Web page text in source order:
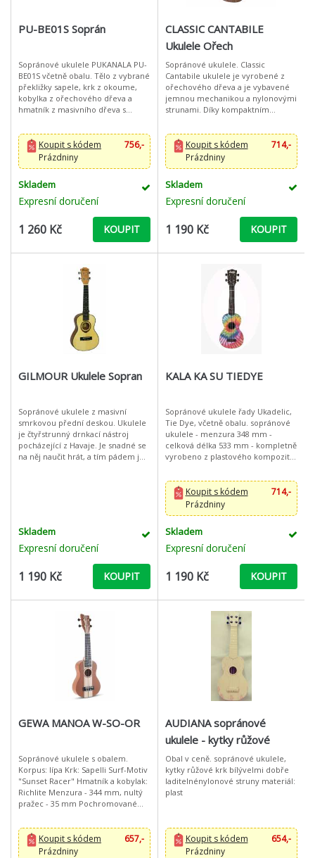
PU-BE01S Soprán
Sopránové ukulele PUKANALA PU-
BE01S včetně obalu. Tělo z vybrané
překližky sapele, krk z okoume,
kobylka z ořechového dřeva a
hmatník z masivního dřeva s
pražci. Vysoce kvalitní masivní
dřev Koupit s kódem
756,-
Prázdniny
Skladem
Expresní doručení
1 260 Kč KOUPIT
CLASSIC CANTABILE
Ukulele Ořech
Sopránové ukulele. Classic
Cantabile ukulele je vyrobené z
ořechového dřeva a je vybavené
jemnou mechanikou a nylonovými
strunami. Díky kompaktním
na cesty,může být snadno uložen v
batohuKoupit s kódem
714,-
Prázdniny
Skladem
Expresní doručení
1 190 Kč KOUPIT
GILMOUR Ukulele Sopran
Sopránové ukulele z masivní
smrkovou přední deskou. Ukulele
je čtyřstrunný drnkací nástroj
pocházející z Havaje. Je snadné se
na něj naučit hrát, a tím pádem je
Skladem
Expresní doručení
1 190 Kč KOUPIT
KALA KA SU TIEDYE
Sopránové ukulele řady Ukadelic,
Tie Dye, včetně obalu. sopránové
ukulele - menzura 348 mm -
celková délka 533 mm - kompletně
vyrobeno z plastového kompozitu
vlhkosti - snadné přizpů
Koupit s kódem
714,-
Prázdniny
Skladem
Expresní doručení
1 190 Kč KOUPIT
GEWA MANOA W-SO-OR
Sopránové ukulele s obalem.
Korpus: lípa Krk: Sapelli Surf-Motiv
"Sunset Racer" Hmatník a kobylak:
Richlite Menzura - 344 mm, nultý
pražec - 35 mm Pochromované
Gig-Bag
Koupit s kódem
657,-
Prázdniny
AUDIANA sopránové
ukulele - kytky růžové
Obal v ceně. sopránové ukulele,
kytky růžové krk bílývelmi dobře
laditelnénylonové struny materiál:
plast
Koupit s kódem
654,-
Prázdniny